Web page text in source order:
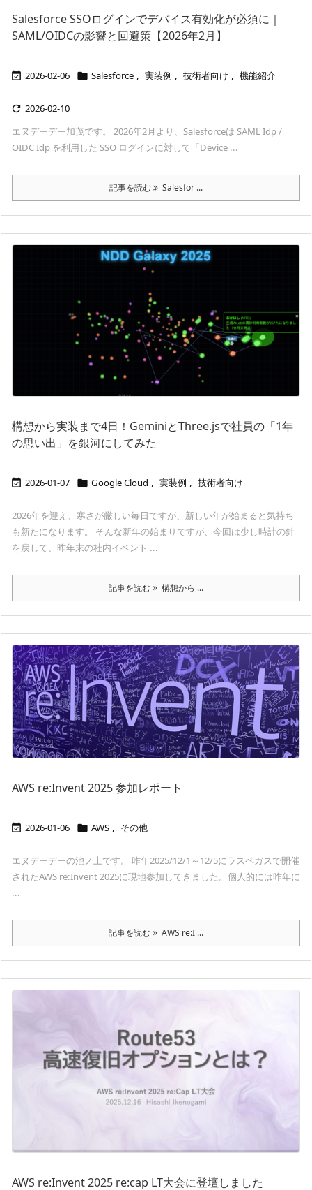
Salesforce SSOログインでデバイス有効化が必須に｜
SAML/OIDCの影響と回避策【2026年2月】
 2026-02-06  Salesforce , 実装例 , 技術者向け , 機能紹介
 2026-02-10
エヌデーデー加茂です。 2026年2月より、Salesforceは SAML Idp /
OIDC Idp を利用した SSO ログインに対して「Device ...
記事を読む Salesfor ...
構想から実装まで4日！GeminiとThree.jsで社員の「1年
の思い出」を銀河にしてみた
 2026-01-07  Google Cloud , 実装例 , 技術者向け
2026年を迎え、寒さが厳しい毎日ですが、新しい年が始まると気持ち
も新たになります。 そんな新年の始まりですが、今回は少し時計の針
を戻して、昨年末の社内イベント ...
記事を読む 構想から ...
AWS re:Invent 2025 参加レポート
 2026-01-06  AWS , その他
エヌデーデーの池ノ上です。 昨年2025/12/1～12/5にラスベガスで開催
されたAWS re:Invent 2025に現地参加してきました。個人的には昨年に
...
記事を読む AWS re:I ...
AWS re:Invent 2025 re:cap LT大会に登壇しました